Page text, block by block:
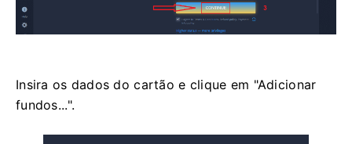
Insira os dados do cartão e clique em "Adicionar
fundos...".